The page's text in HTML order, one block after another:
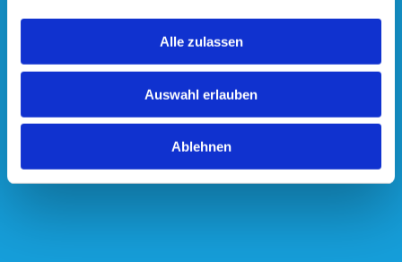
Alle zulassen
Auswahl erlauben
Ablehnen